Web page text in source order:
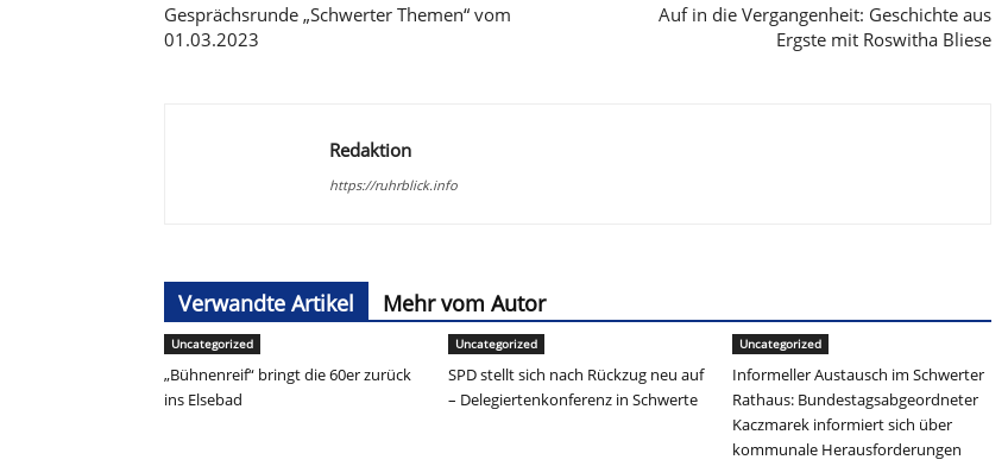
Gesprächsrunde „Schwerter Themen“ vom
01.03.2023
Auf in die Vergangenheit: Geschichte aus
Ergste mit Roswitha Bliese
Redaktion
https://ruhrblick.info
Verwandte Artikel Mehr vom Autor
Uncategorized
„Bühnenreif“ bringt die 60er zurück
ins Elsebad
Uncategorized
SPD stellt sich nach Rückzug neu auf
– Delegiertenkonferenz in Schwerte
Uncategorized
Informeller Austausch im Schwerter
Rathaus: Bundestagsabgeordneter
Kaczmarek informiert sich über
kommunale Herausforderungen